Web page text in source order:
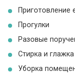
Приготовление
Прогулки
Разовые
Стирка и глажка
Уборка